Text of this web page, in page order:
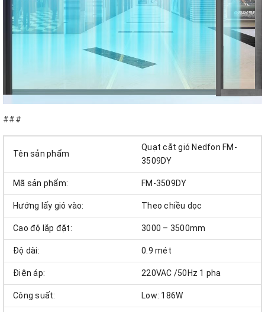
###
Tên sản phẩm
Quạt cắt gió Nedfon FM-
3509DY
Mã sản phẩm: FM-3509DY
Hướng lấy gió vào: Theo chiều dọc
Cao độ lắp đặt: 3000 – 3500mm
Độ dài: 0.9 mét
Điện áp: 220VAC /50Hz 1 pha
Công suất: Low: 186W